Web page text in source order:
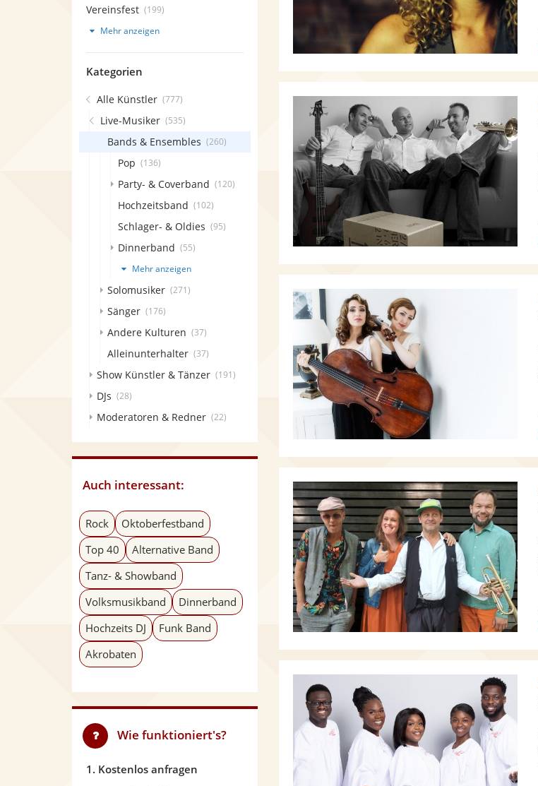
Vereinsfest (199)
Mehr anzeigen
Kategorien
Alle Künstler (777)
Live-Musiker (535)
Bands & Ensembles (260)
Pop (136)
Party- & Coverband (120)
Hochzeitsband (102)
Schlager- & Oldies (95)
Dinnerband (55)
Mehr anzeigen
Solomusiker (271)
Sänger (176)
Andere Kulturen (37)
Alleinunterhalter (37)
Show Künstler & Tänzer (191)
DJs (28)
Moderatoren & Redner (22)
Auch interessant:
Rock
Oktoberfestband
Top 40
Alternative Band
Tanz- & Showband
Volksmusikband
Dinnerband
Hochzeits DJ
Funk Band
Akrobaten
Wie funktioniert's?
1. Kostenlos anfragen